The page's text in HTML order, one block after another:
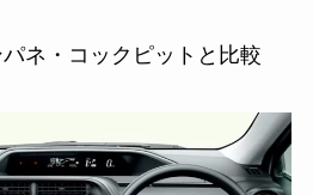
ネ・コックピットと比較